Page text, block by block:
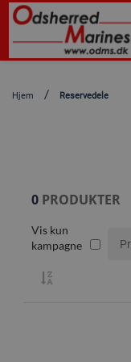
Hjem Reservedele
0PRODUKTER
Vis kun
kampagne